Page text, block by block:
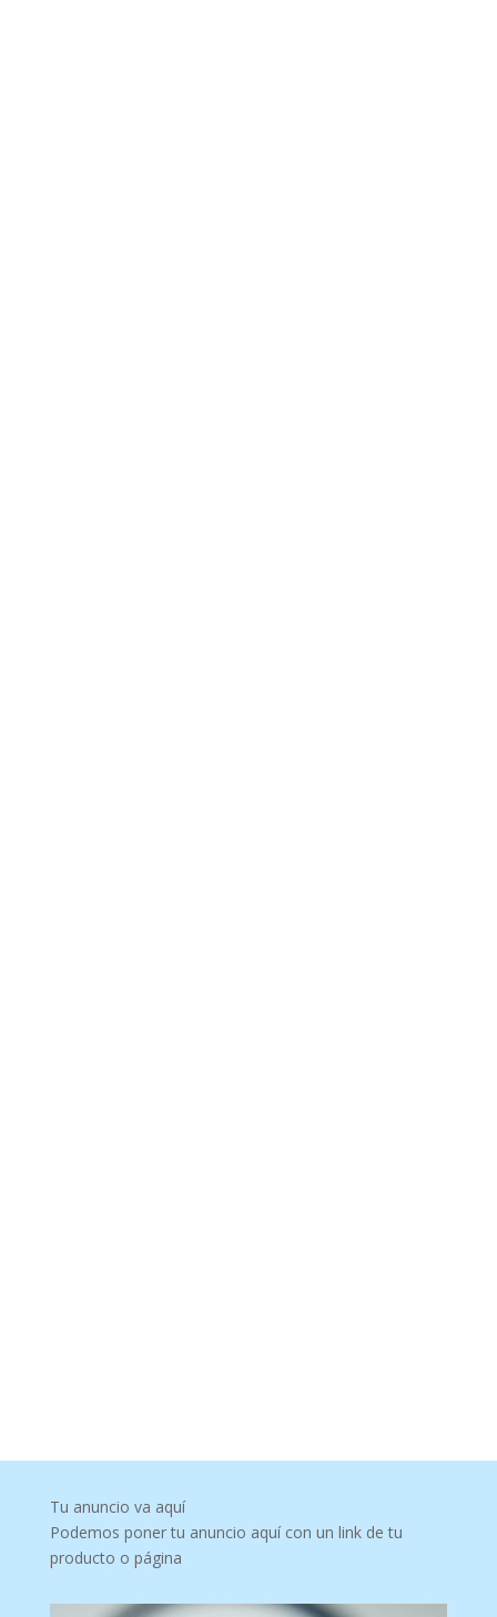
Tu anuncio va aquí
Podemos poner tu anuncio aquí con un link de tu
producto o página